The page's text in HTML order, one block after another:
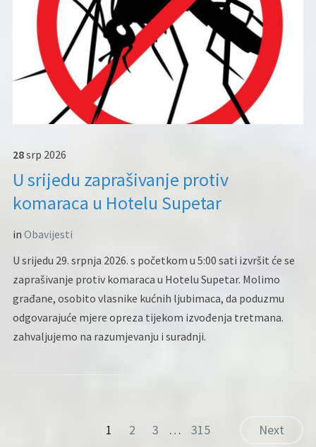
28srp 2026
U srijedu zaprašivanje protiv
komaraca u Hotelu Supetar
in Obavijesti
U srijedu 29. srpnja 2026. s početkom u 5:00 sati izvršit će se
zaprašivanje protiv komaraca u Hotelu Supetar. Molimo
građane, osobito vlasnike kućnih ljubimaca, da poduzmu
odgovarajuće mjere opreza tijekom izvođenja tretmana.
zahvaljujemo na razumjevanju i suradnji.
1 2 3 … 315 Next